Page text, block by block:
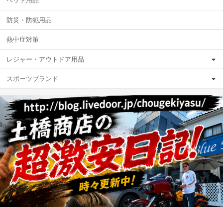
防災・防犯用品
熱中症対策
レジャー・アウトドア用品
スポーツブランド